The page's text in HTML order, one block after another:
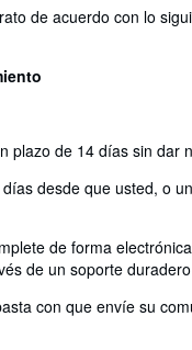
de acuerdo con lo
plazo de 14 días sin dar
desde que usted, o
de forma
de un soporte
con que envíe su